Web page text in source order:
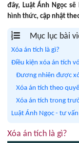
đây, Luật Ánh Ngọc
hình thức, cập nhật
Mục lục bài
Xóa án tích là gì?
Điều kiện xóa án tích
Đương nhiên được
Xóa án tích theo
Xóa án tích trong
Luật Ánh Ngọc - tư
Xóa án tích là gì?